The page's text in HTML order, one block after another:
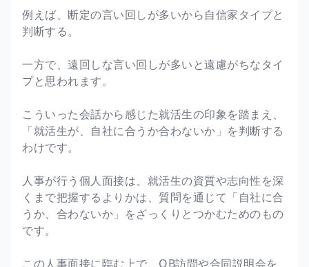
例えば、断定の言い回しが多いから自信家タイプと
判断する。
一方で、遠回しな言い回しが多いと遠慮がちなタイ
プと思われます。
こういった会話から感じた就活生の印象を踏まえ、
「就活生が、自社に合うか合わないか」を判断する
わけです。
人事が行う個人面接は、就活生の資質や志向性を深
くまで把握するよりかは、質問を通じて「自社に合
うか、合わないか」をざっくりとつかむためのもの
です。
この人事面接に臨む上で、OB訪問や合同説明会を